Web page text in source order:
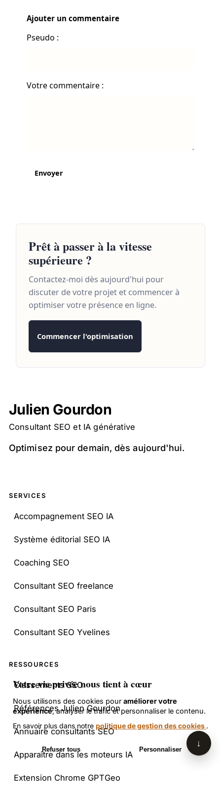
↓
Ajouter un commentaire
Pseudo :
Votre commentaire :
Envoyer
Prêt à passer à la vitesse
supérieure ?
Contactez-moi dès aujourd'hui pour
discuter de votre projet et commencer à
optimiser votre présence en ligne.
Commencer l'optimisation
Julien Gourdon
Consultant SEO et IA générative
Optimisez pour demain, dès aujourd'hui.
SERVICES
Accompagnement SEO IA
Système éditorial SEO IA
Coaching SEO
Consultant SEO freelance
Consultant SEO Paris
Consultant SEO Yvelines
RESSOURCES
Classements SEO
Références Julien Gourdon
Annuaire consultants SEO
Apparaître dans les moteurs IA
Extension Chrome GPTGeo
Votre vie privée nous tient à cœur
Nous utilisons des cookies pour améliorer votre
expérience, analyser le trafic et personnaliser le contenu.
En savoir plus dans notre politique de gestion des cookies .
Refuser tous Personnaliser
Juju bot
JG
Bonjour ! Je suis l'assistant IA de Julien
questions sur le SEO et l'intelligence
de son site. Comment puis-je vous aider